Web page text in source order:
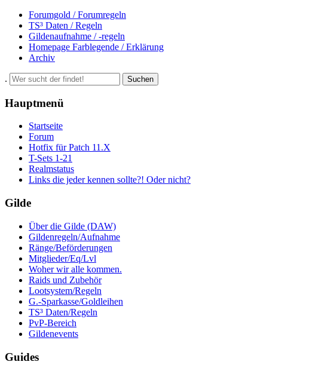
Forumgold / Forumregeln
TS³ Daten / Regeln
Gildenaufnahme / -regeln
Homepage Farblegende / Erklärung
Archiv
. Suchen
Hauptmenü
Startseite
Forum
Hotfix für Patch 11.X
T-Sets 1-21
Realmstatus
Links die jeder kennen sollte?! Oder nicht?
Gilde
Über die Gilde (DAW)
Gildenregeln/Aufnahme
Ränge/Beförderungen
Mitglieder/Eq/Lvl
Woher wir alle kommen.
Raids und Zubehör
Lootsystem/Regeln
G.-Sparkasse/Goldleihen
TS³ Daten/Regeln
PvP-Bereich
Gildenevents
Guides